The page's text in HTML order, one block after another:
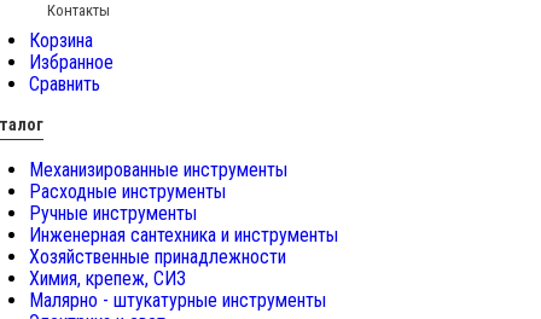
Контакты
Корзина
Избранное
Сравнить
Механизированные инструменты
Расходные инструменты
Ручные инструменты
Инженерная сантехника и инструменты
Хозяйственные принадлежности
Химия, крепеж, СИЗ
Малярно - штукатурные инструменты